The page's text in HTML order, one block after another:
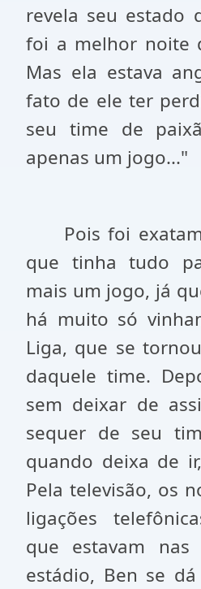
revela seu estado
foi a melhor noite
Mas ela estava
fato de ele ter
seu time de
apenas um jogo..."
Pois foi
que tinha tudo
mais um jogo, já
há muito só
Liga, que se
daquele time.
sem deixar de
sequer de seu
quando deixa de
Pela televisão, os
ligações
que estavam nas
estádio, Ben se